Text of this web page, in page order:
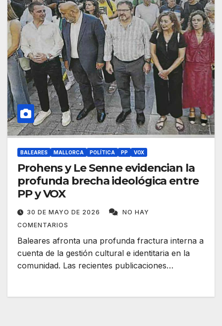
BALEARES MALLORCA POLÍTICA PP VOX
Prohens y Le Senne evidencian la
profunda brecha ideológica entre
PP y VOX
30 DE MAYO DE 2026
NO HAY
COMENTARIOS
Baleares afronta una profunda fractura interna a
cuenta de la gestión cultural e identitaria en la
comunidad. Las recientes publicaciones…